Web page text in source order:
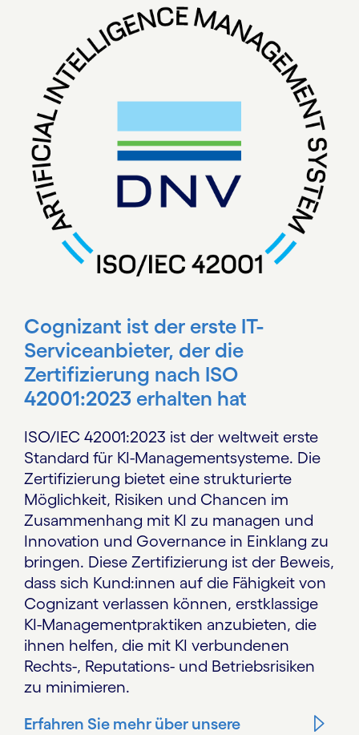
Cognizant ist der erste IT-
Serviceanbieter, der die
Zertifizierung nach ISO
42001:2023 erhalten hat
ISO/IEC 42001:2023 ist der weltweit erste
Standard für KI-Managementsysteme. Die
Zertifizierung bietet eine strukturierte
Möglichkeit, Risiken und Chancen im
Zusammenhang mit KI zu managen und
Innovation und Governance in Einklang zu
bringen. Diese Zertifizierung ist der Beweis,
dass sich Kund:innen auf die Fähigkeit von
Cognizant verlassen können, erstklassige
KI-Managementpraktiken anzubieten, die
ihnen helfen, die mit KI verbundenen
Rechts-, Reputations- und Betriebsrisiken
zu minimieren.
Erfahren Sie mehr über unsere